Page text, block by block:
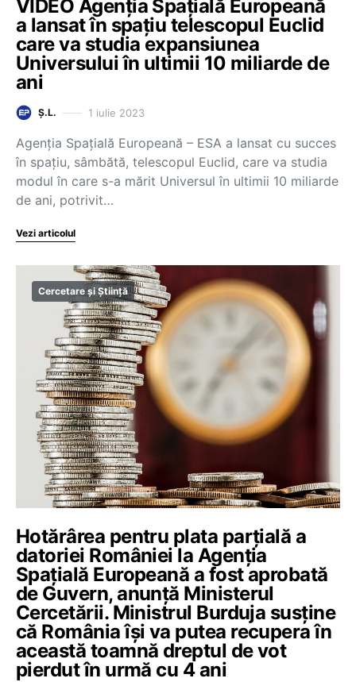
VIDEO Agenția Spațială Europeană
a lansat în spațiu telescopul Euclid
care va studia expansiunea
Universului în ultimii 10 miliarde de
ani
Ș.L. 1 iulie 2023
Agenția Spațială Europeană – ESA a lansat cu succes
în spațiu, sâmbătă, telescopul Euclid, care va studia
modul în care s-a mărit Universul în ultimii 10 miliarde
de ani, potrivit…
Vezi articolul
Cercetare și Știință
Hotărârea pentru plata parțială a
datoriei României la Agenția
Spațială Europeană a fost aprobată
de Guvern, anunță Ministerul
Cercetării. Ministrul Burduja susține
că România își va putea recupera în
această toamnă dreptul de vot
pierdut în urmă cu 4 ani